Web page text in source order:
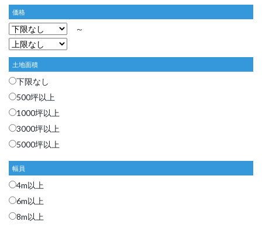
価格
～
土地面積
下限なし
500坪以上
1000坪以上
3000坪以上
5000坪以上
幅員
4m以上
6m以上
8m以上